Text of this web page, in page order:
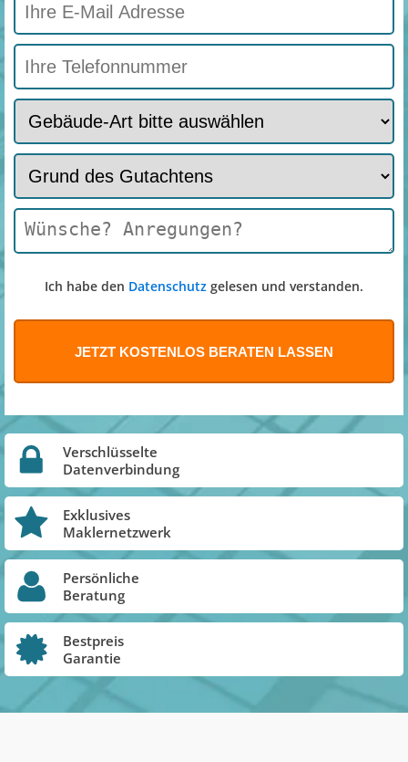
Ich habe den Datenschutz gelesen und verstanden.
Verschlüsselte
Datenverbindung
Exklusives
Maklernetzwerk
Persönliche
Beratung
Bestpreis
Garantie